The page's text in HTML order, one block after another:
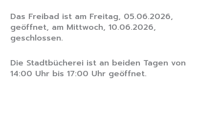
Das Freibad ist am Freitag, 05.06.2026,
geöffnet, am Mittwoch, 10.06.2026,
geschlossen.
Die Stadtbücherei ist an beiden Tagen von
14:00 Uhr bis 17:00 Uhr geöffnet.